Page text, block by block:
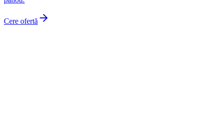
Cere ofertă